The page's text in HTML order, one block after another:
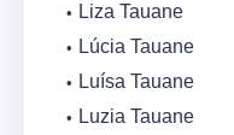
Liza Tauane
Lúcia Tauane
Luísa Tauane
Luzia Tauane